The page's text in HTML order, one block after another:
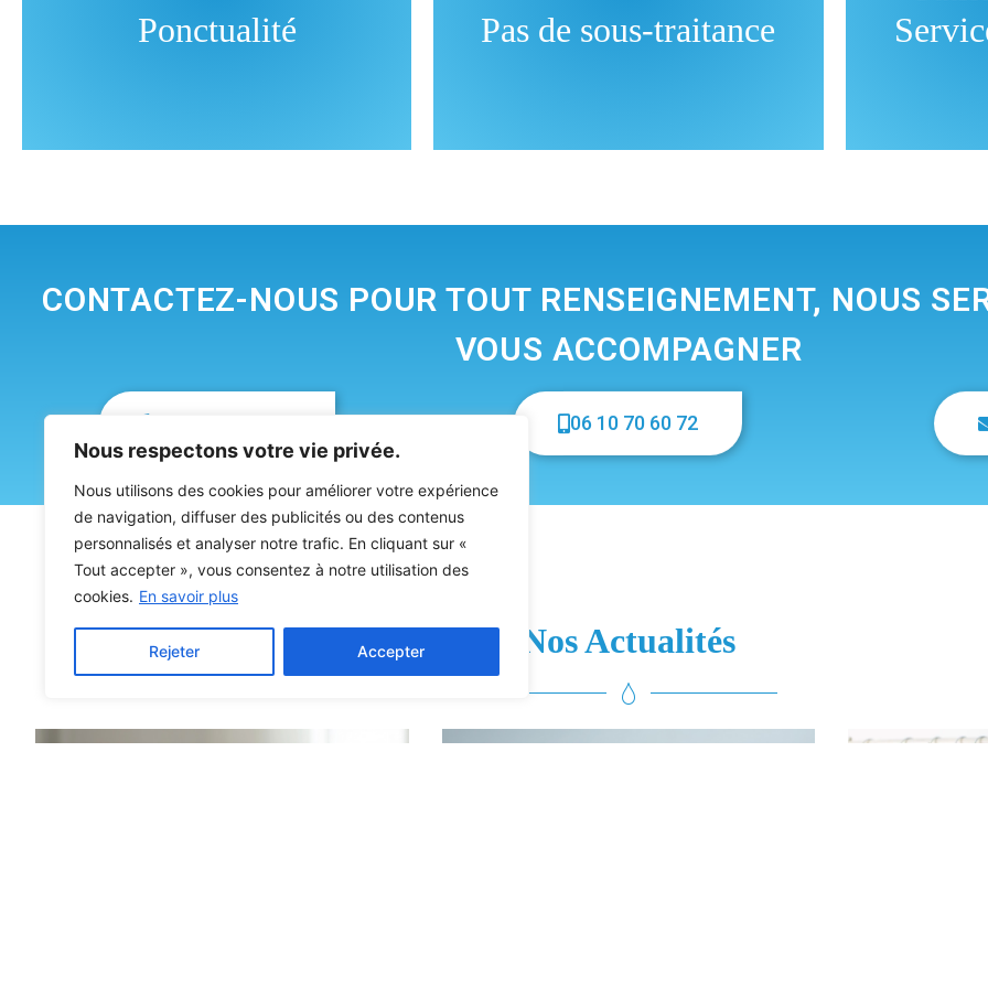
Nous respectons votre vie privée.
Nous utilisons des cookies pour améliorer votre expérience
de navigation, diffuser des publicités ou des contenus
personnalisés et analyser notre trafic. En cliquant sur «
Tout accepter », vous consentez à notre utilisation des
cookies. En savoir plus
Rejeter Accepter
Ponctualité
une prestation dans le délai
Pas de sous-traitance
du cadre de
CONTACTEZ-NOUS POUR TOUT RENSEIGNEMENT, NOUS
VOUS ACCOMPAGNER
06 10 70 60 72
Nos Actualités